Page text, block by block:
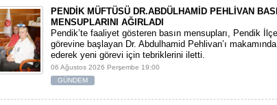
PENDİK MÜFTÜSÜ DR.ABDÜLHAMİD PEHLİVAN
MENSUPLARINI AĞIRLADI
​Pendik’te faaliyet gösteren basın mensupları, Pendik
görevine başlayan Dr. Abdulhamid Pehlivan’ı
ederek yeni görevi için tebriklerini iletti.
06 Ağustos 2026 Perşembe 19:00
GÜNDEM